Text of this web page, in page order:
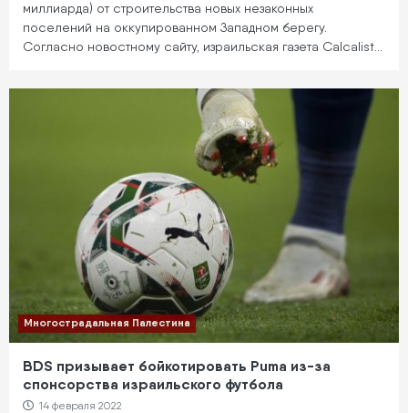
миллиарда) от строительства новых незаконных
поселений на оккупированном Западном берегу.
Согласно новостному сайту, израильская газета Calcalist…
Многострадальная Палестина
BDS призывает бойкотировать Puma из-за
спонсорства израильского футбола
14 февраля 2022